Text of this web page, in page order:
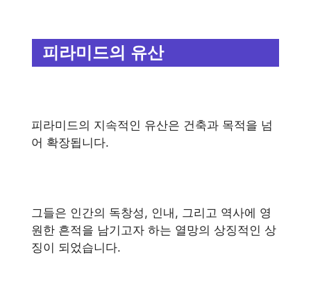
피라미드의 유산
피라미드의 지속적인 유산은 건축과 목적을 넘
어 확장됩니다.
그들은 인간의 독창성, 인내, 그리고 역사에 영
원한 흔적을 남기고자 하는 열망의 상징적인 상
징이 되었습니다.